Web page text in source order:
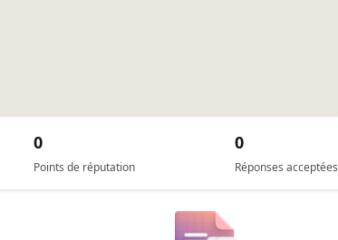
Points de réputation
0
Réponses acceptées
0